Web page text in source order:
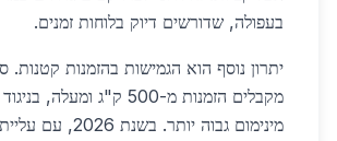
בעפולה, שדורשים דיוק בלוחות זמנים.
יתרון נוסף הוא הגמישות בהזמנות קטנות.
מקבלים הזמנות מ-500 ק"ג
מינימום גבוה יותר.